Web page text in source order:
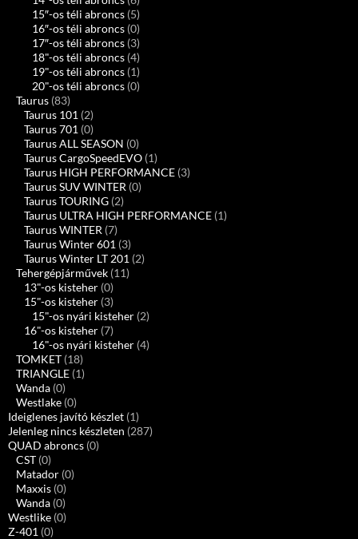
15″-os téli abroncs (5)
16″-os téli abroncs (0)
17″-os téli abroncs (3)
18"-os téli abroncs (4)
19"-os téli abroncs (1)
20"-os téli abroncs (0)
Taurus (83)
Taurus 101 (2)
Taurus 701 (0)
Taurus ALL SEASON (0)
Taurus CargoSpeedEVO (1)
Taurus HIGH PERFORMANCE (3)
Taurus SUV WINTER (0)
Taurus TOURING (2)
Taurus ULTRA HIGH PERFORMANCE (1)
Taurus WINTER (7)
Taurus Winter 601 (3)
Taurus Winter LT 201 (2)
Tehergépjárművek (11)
13"-os kisteher (0)
15"-os kisteher (3)
15"-os nyári kisteher (2)
16"-os kisteher (7)
16"-os nyári kisteher (4)
TOMKET (18)
TRIANGLE (1)
Wanda (0)
Westlake (0)
Ideiglenes javító készlet (1)
Jelenleg nincs készleten (287)
QUAD abroncs (0)
CST (0)
Matador (0)
Maxxis (0)
Wanda (0)
Westlike (0)
Z-401 (0)